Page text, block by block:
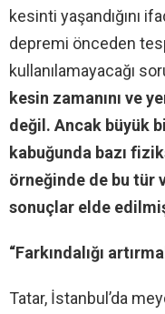
kesinti yaşandığını
depremi önceden
kullanılamayacağı
kesin zamanını ve
değil. Ancak büyük
kabuğunda bazı
örneğinde de bu tür
sonuçlar elde
“Farkındalığı
Tatar, İstanbul’da